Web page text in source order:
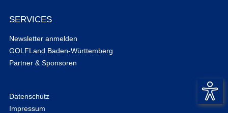
SERVICES
Newsletter anmelden
GOLFLand Baden-Württemberg
Partner & Sponsoren
Datenschutz
Impressum